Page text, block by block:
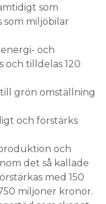
som
som miljöbilar
och
och tilldelas 120
grön omställning
och förstärks
och
det så kallade
med 150
miljoner kronor.